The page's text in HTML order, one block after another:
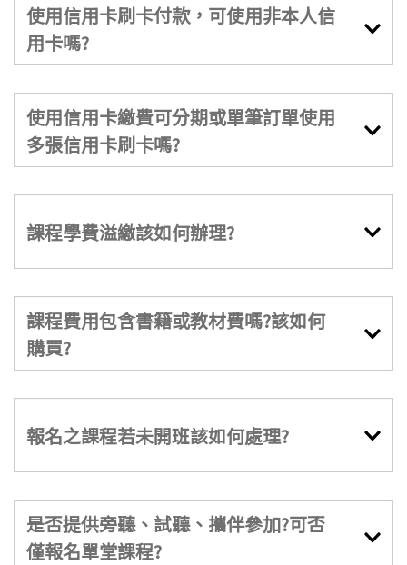
使用信用卡刷卡付款，可使用非本人信
用卡嗎?
使用信用卡繳費可分期或單筆訂單使用
多張信用卡刷卡嗎?
課程學費溢繳該如何辦理?
課程費用包含書籍或教材費嗎?該如何
購買?
報名之課程若未開班該如何處理?
是否提供旁聽、試聽、攜伴參加?可否
僅報名單堂課程?